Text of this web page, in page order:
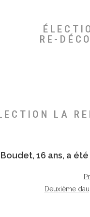
RE-
LA
, 16 ans, a
Deuxième